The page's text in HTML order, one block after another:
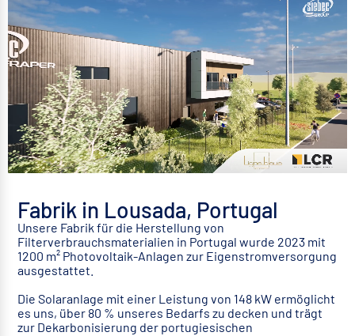
Fabrik in Lousada, Portugal
Unsere Fabrik für die Herstellung von
Filterverbrauchsmaterialien in Portugal wurde 2023 mit
1200 m² Photovoltaik-Anlagen zur Eigenstromversorgung
ausgestattet.
Die Solaranlage mit einer Leistung von 148 kW ermöglicht
es uns, über 80 % unseres Bedarfs zu decken und trägt
zur Dekarbonisierung der portugiesischen